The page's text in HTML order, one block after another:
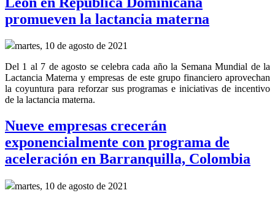
promueven la lactancia materna
martes, 10 de agosto de 2021
Del 1 al 7 de agosto se celebra cada año la Semana Mundial de la
Lactancia Materna y empresas de este grupo financiero aprovechan
la coyuntura para reforzar sus programas e iniciativas de incentivo
de la lactancia materna.
Nueve empresas crecerán
exponencialmente con programa de
aceleración en Barranquilla, Colombia
martes, 10 de agosto de 2021